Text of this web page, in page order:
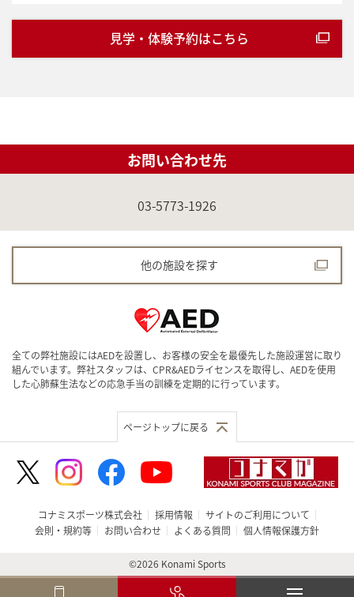
見学・体験予約はこちら
お問い合わせ先
03-5773-1926
他の施設を探す
全ての弊社施設にはAEDを設置し、お客様の安全を最優先した施設運営に取り
組んでいます。弊社スタッフは、CPR&AEDライセンスを取得し、AEDを使用
した心肺蘇生法などの応急手当の訓練を定期的に行っています。
ページトップに戻る
コナミスポーツ株式会社 採用情報
サイトのご利用について
会則・規約等
お問い合わせ よくある質問 個人情報保護方針
©2026 Konami Sports